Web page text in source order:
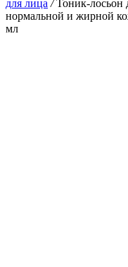
для лица /Тоник-лосьон
нормальной и жирной
мл